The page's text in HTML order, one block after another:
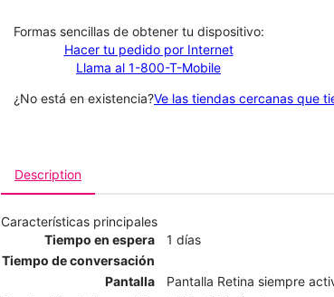
​​​​​​​Formas sencillas de obtener tu dispositivo:
Hacer tu pedido por Internet
Llama al 1-800-T-Mobile
¿No está en existencia?Ve las tiendas cercanas que
Description
Características principales
Tiempo en espera
1 días
Tiempo de conversación
Pantalla
Pantalla Retina siempre